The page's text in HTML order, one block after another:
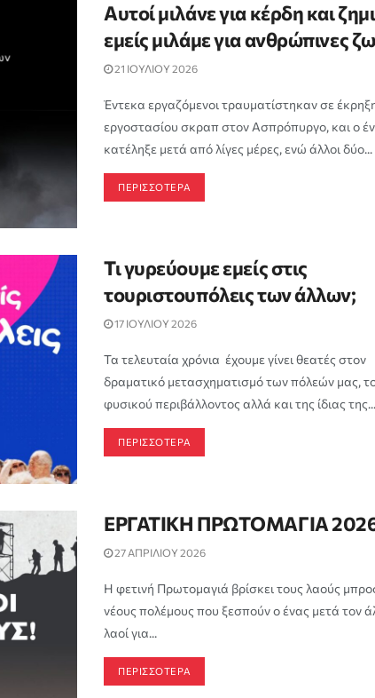
Αυτοί μιλάνε για κέρδη και
εμείς μιλάμε για ανθρώπινες
21 ΙΟΥΛΙΟΥ 2026
Έντεκα εργαζόμενοι τραυματίστηκαν σε
εργοστασίου σκραπ στον Ασπρόπυργο, και ο
κατέληξε μετά από λίγες μέρες, ενώ άλλοι δύο...
ΠΕΡΙΣΣΟΤΕΡΑ
Τι γυρεύουμε εμείς στις
τουριστουπόλεις των άλλων;
17 ΙΟΥΛΙΟΥ 2026
Τα τελευταία χρόνια έχουμε γίνει θεατές στον
δραματικό μετασχηματισμό των πόλεών μας,
φυσικού περιβάλλοντος αλλά και της ίδιας της...
ΠΕΡΙΣΣΟΤΕΡΑ
ΕΡΓΑΤΙΚΗ ΠΡΩΤΟΜΑΓΙΑ
27 ΑΠΡΙΛΙΟΥ 2026
Η φετινή Πρωτομαγιά βρίσκει τους λαούς
νέους πολέμους που ξεσπούν ο ένας μετά τον
λαοί για...
ΠΕΡΙΣΣΟΤΕΡΑ